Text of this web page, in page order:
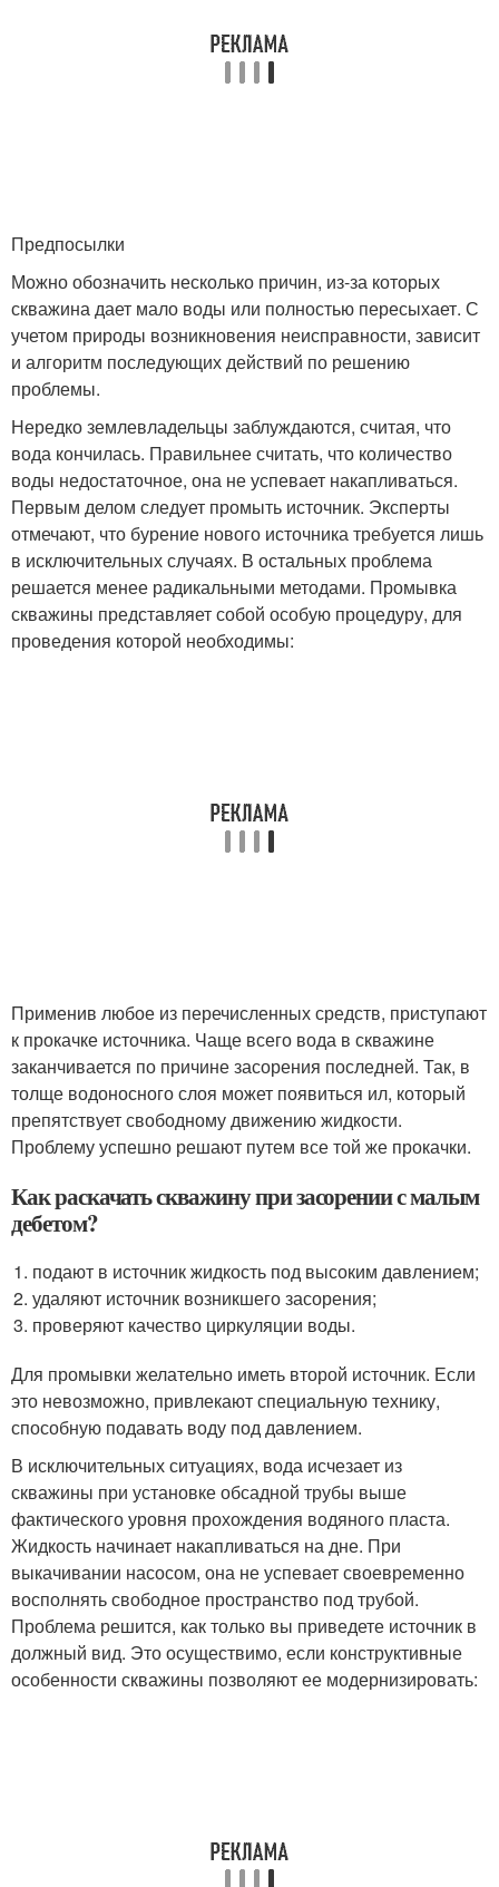
Предпосылки
Можно обозначить несколько причин, из-за которых
скважина дает мало воды или полностью пересыхает. С
учетом природы возникновения неисправности, зависит
и алгоритм последующих действий по решению
проблемы.
Нередко землевладельцы заблуждаются, считая, что
вода кончилась. Правильнее считать, что количество
воды недостаточное, она не успевает накапливаться.
Первым делом следует промыть источник. Эксперты
отмечают, что бурение нового источника требуется лишь
в исключительных случаях. В остальных проблема
решается менее радикальными методами. Промывка
скважины представляет собой особую процедуру, для
проведения которой необходимы:
Применив любое из перечисленных средств, приступают
к прокачке источника. Чаще всего вода в скважине
заканчивается по причине засорения последней. Так, в
толще водоносного слоя может появиться ил, который
препятствует свободному движению жидкости.
Проблему успешно решают путем все той же прокачки.
Как раскачать скважину при засорении с малым
дебетом?
подают в источник жидкость под высоким давлением;
удаляют источник возникшего засорения;
проверяют качество циркуляции воды.
Для промывки желательно иметь второй источник. Если
это невозможно, привлекают специальную технику,
способную подавать воду под давлением.
В исключительных ситуациях, вода исчезает из
скважины при установке обсадной трубы выше
фактического уровня прохождения водяного пласта.
Жидкость начинает накапливаться на дне. При
выкачивании насосом, она не успевает своевременно
восполнять свободное пространство под трубой.
Проблема решится, как только вы приведете источник в
должный вид. Это осуществимо, если конструктивные
особенности скважины позволяют ее модернизировать: